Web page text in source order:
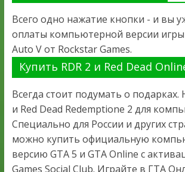
Всего одно нажатие кнопки - и вы
оплаты компьютерной версии
Auto V от Rockstar Games.
Купить RDR 2 и Red Dead
Всегда стоит подумать о подарках.
и Red Dead Redemptione 2 для
Специально для России и других
можно купить официальную
версию GTA 5 и GTA Online с
Games Social Club. Играйте в ГТА